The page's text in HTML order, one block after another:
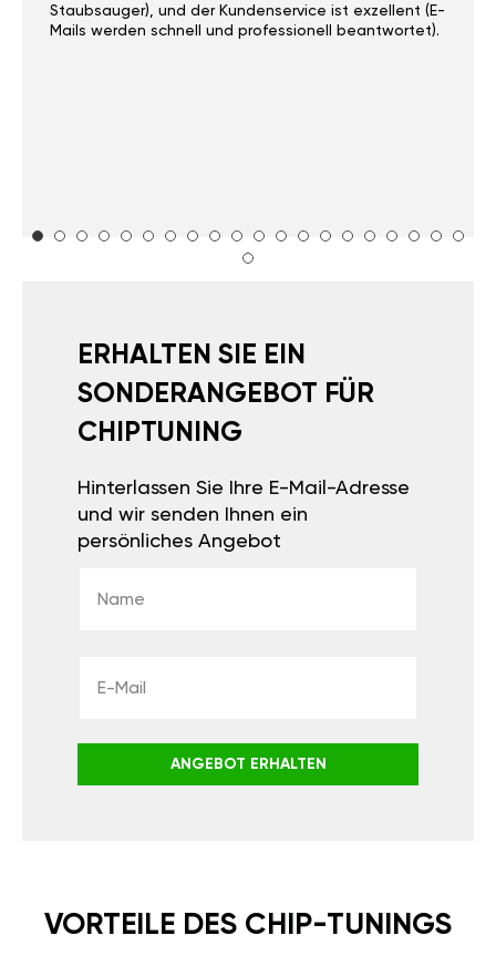
Staubsauger), und der Kundenservice ist exzellent (E-
Mails werden schnell und professionell beantwortet).
ERHALTEN SIE EIN
SONDERANGEBOT FÜR
CHIPTUNING
Hinterlassen Sie Ihre E-Mail-Adresse
und wir senden Ihnen ein
persönliches Angebot
ANGEBOT ERHALTEN
VORTEILE DES CHIP-TUNINGS